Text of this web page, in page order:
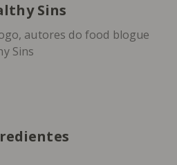
Sins
autores do food blogue
Sins